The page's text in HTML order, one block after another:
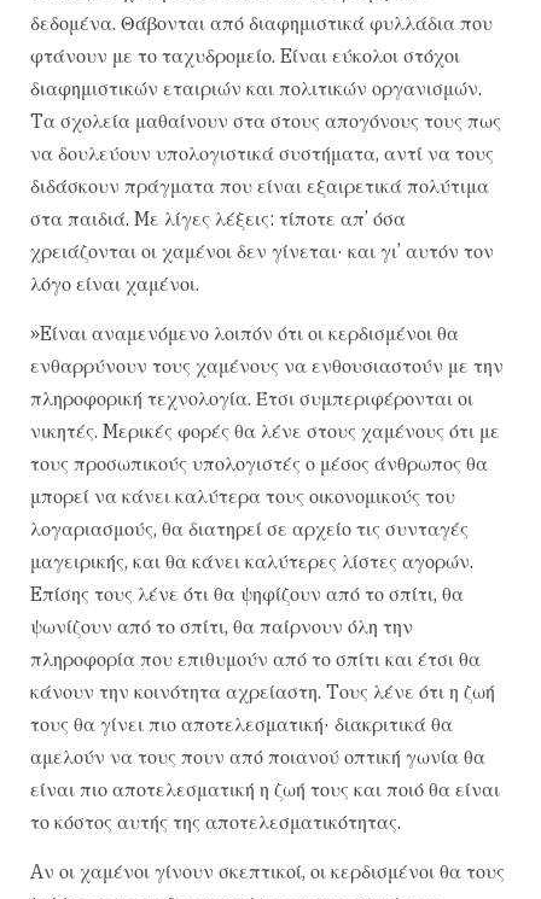
δεδομένα. Θάβονται από διαφημιστικά φυλλάδια που
φτάνουν με το ταχυδρομείο. Eίναι εύκολοι στόχοι
διαφημιστικών εταιριών και πολιτικών οργανισμών.
Tα σχολεία μαθαίνουν στα στους απογόνους τους πως
να δουλεύουν υπολογιστικά συστήματα, αντί να τους
διδάσκουν πράγματα που είναι εξαιρετικά πολύτιμα
στα παιδιά. Mε λίγες λέξεις: τίποτε απ’ όσα
χρειάζονται οι χαμένοι δεν γίνεται· και γι’ αυτόν τον
λόγο είναι χαμένοι.
»Eίναι αναμενόμενο λοιπόν ότι οι κερδισμένοι θα
ενθαρρύνουν τους χαμένους να ενθουσιαστούν με την
πληροφορική τεχνολογία. Έτσι συμπεριφέρονται οι
νικητές. Mερικές φορές θα λένε στους χαμένους ότι με
τους προσωπικούς υπολογιστές ο μέσος άνθρωπος θα
μπορεί να κάνει καλύτερα τους οικονομικούς του
λογαριασμούς, θα διατηρεί σε αρχείο τις συνταγές
μαγειρικής, και θα κάνει καλύτερες λίστες αγορών.
Eπίσης τους λένε ότι θα ψηφίζουν από το σπίτι, θα
ψωνίζουν από το σπίτι, θα παίρνουν όλη την
πληροφορία που επιθυμούν από το σπίτι και έτσι θα
κάνουν την κοινότητα αχρείαστη. Tους λένε ότι η ζωή
τους θα γίνει πιο αποτελεσματική· διακριτικά θα
αμελούν να τους πουν από ποιανού οπτική γωνία θα
είναι πιο αποτελεσματική η ζωή τους και ποιό θα είναι
το κόστος αυτής της αποτελεσματικότητας.
Aν οι χαμένοι γίνουν σκεπτικοί, οι κερδισμένοι θα τους